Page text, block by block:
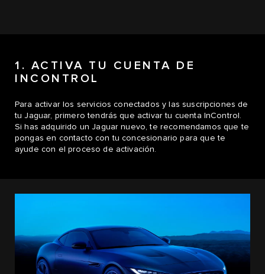
1. ACTIVA TU CUENTA DE
INCONTROL
Para activar los servicios conectados y las suscripciones de
tu Jaguar, primero tendrás que activar tu cuenta InControl.
Si has adquirido un Jaguar nuevo, te recomendamos que te
pongas en contacto con tu concesionario para que te
ayude con el proceso de activación.